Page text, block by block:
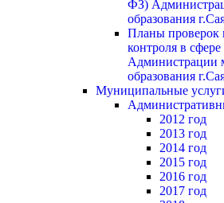
ФЗ)
образования
Планы проверок
контроля в
Администрации
образования
Муниципальные
2012 год
2013 год
2014 год
2015 год
2016 год
2017 год